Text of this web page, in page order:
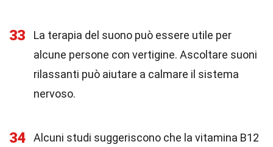
33
La terapia del suono può essere utile per
alcune persone con vertigine. Ascoltare suoni
rilassanti può aiutare a calmare il sistema
nervoso.
34
Alcuni studi suggeriscono che la vitamina B12